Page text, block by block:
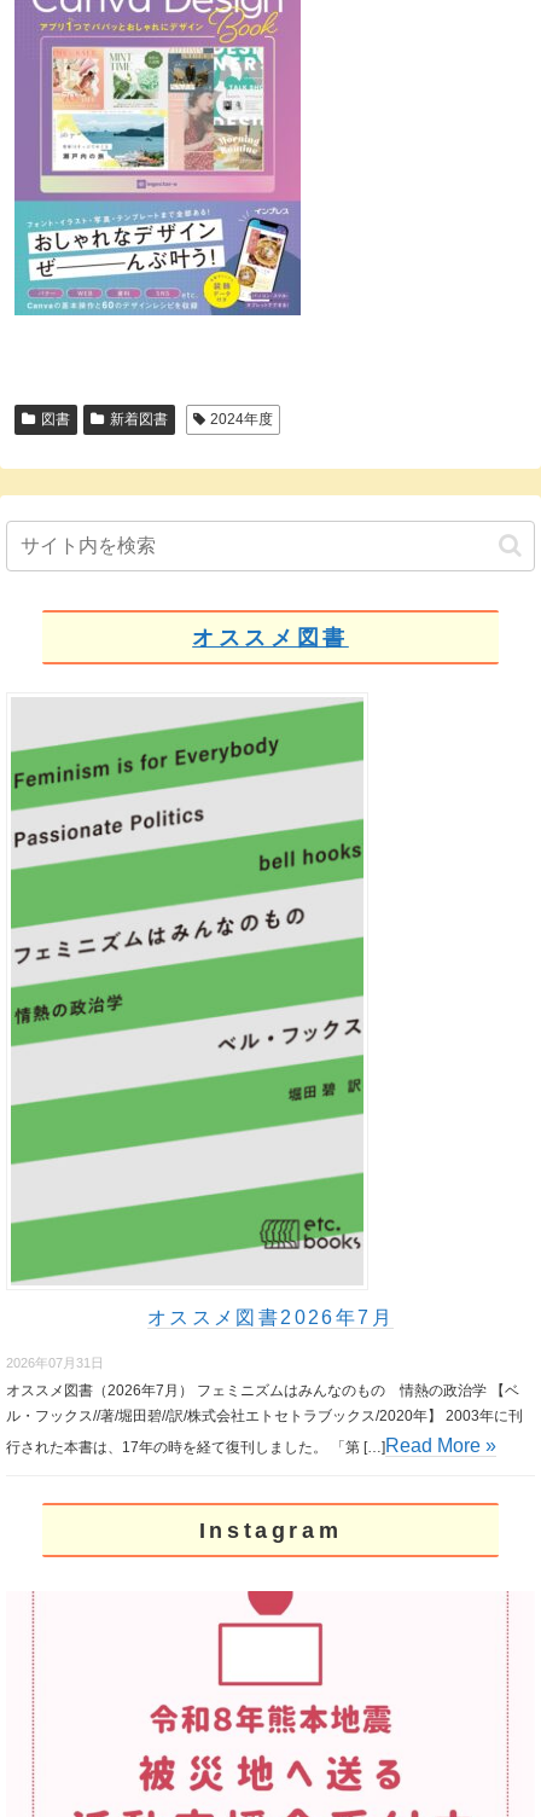
図書 新着図書 2024年度
オススメ図書
オススメ図書2026年7月
2026年07月31日
オススメ図書（2026年7月） フェミニズムはみんなのもの 情熱の政治学 【ベ
ル・フックス//著/堀田碧//訳/株式会社エトセトラブックス/2020年】 2003年に刊
行された本書は、17年の時を経て復刊しました。 「第 […]Read More »
Instagram